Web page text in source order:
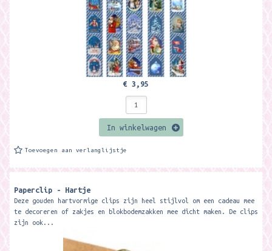
€ 3,95
In winkelwagen
Toevoegen aan verlanglijstje
Paperclip - Hartje
Deze gouden hartvormige clips zijn heel stijlvol om een cadeau mee
te decoreren of zakjes en blokbodemzakken mee dicht maken. De clips
zijn ook...